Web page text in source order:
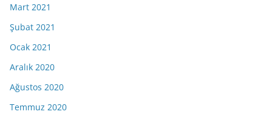
Mart 2021
Şubat 2021
Ocak 2021
Aralık 2020
Ağustos 2020
Temmuz 2020